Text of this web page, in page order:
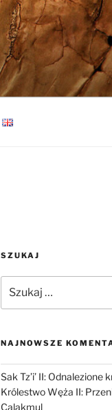
SZUKAJ
NAJNOWSZE
Sak Tz’i’ II:
Królestwo Węża II:
Calakmul